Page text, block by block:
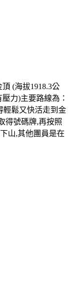
(海拔1918.3公
力)主要路線為：
輕鬆又快活走到金
得號碼牌,再按照
山,其他團員是在